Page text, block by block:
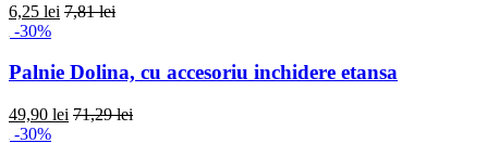
6,25 lei 7,81 lei
-30%
Palnie Dolina, cu accesoriu inchidere etansa
49,90 lei 71,29 lei
-30%